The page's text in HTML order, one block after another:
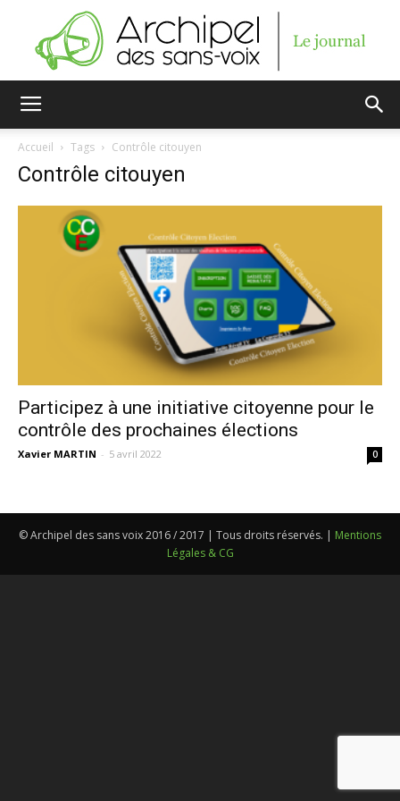
sans-
voix
Accueil Tags Contrôle citouyen
Contrôle citouyen
Participez à une initiative citoyenne pour le
contrôle des prochaines élections
Xavier MARTIN - 5 avril 2022 0
© Archipel des sans voix 2016 / 2017 | Tous droits réservés. | Mentions
Légales & CG